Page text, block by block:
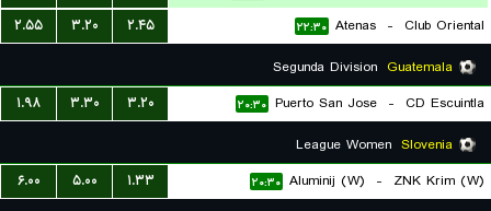
Club Oriental
-
Atenas ۲۲:۳۰ ۲.۴۵ ۳.۲۰
۲.۵۵
Guatemala
CD Escuintla
-
Puerto San Jose ۲۰:۳۰ ۳.۲۰ ۳.۳۰
۱.۹۸
Slovenia
ZNK Krim (W)
-
Aluminij (W) ۲۰:۳۰ ۱.۳۳ ۵.۰۰
۶.۰۰